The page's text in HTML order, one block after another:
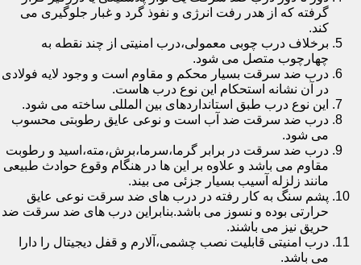
گرفته که از هدر رفت انرژی و نفوذ گرد و غبار جلوگیری می
کند.
برخلاف درب چوبی معمولی،درب امنیتی از چند نقطه به
چهارچوب متصل می شود.
درب ضد سرقت بسیار محکم و مقاوم است و وجود لایه فولادی
در آن نشانه استحکام این نوع درب هاست.
این نوع درب طبق استانداردهای بین المللی ساخته می شود.
درب ضد سرقت ضد آب است و نوعی عایق رطوبتی محسوب
می شود.
درب ضد سرقت در برابر گرما،سرما،برش،مته،اسید و رطوبت
مقاوم می باشد و علاوه بر این ها در هنگام وقوع حوادث طبیعی
مانند زلزله آسیب بسیار جزئی می بیند.
پشم سنگ به کار رفته در درب های ضد سرقت نوعی عایق
حرارتی بوده و نسوز می باشد.بنابراین درب های ضد سرقت ضد
حریق نیز می باشند.
درب امنیتی قابلیت نصب چشمی،آلارم و قفل دیجیتال را دارا
می باشد.